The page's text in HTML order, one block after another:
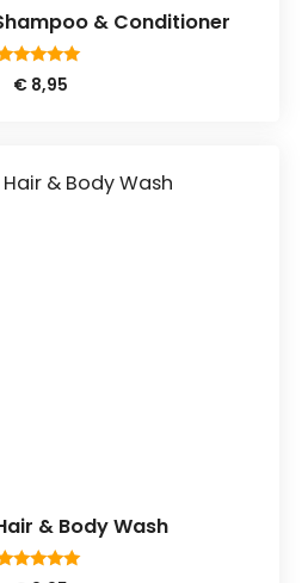
& Conditioner
5.00
van 5
€ 8,95
& Body Wash